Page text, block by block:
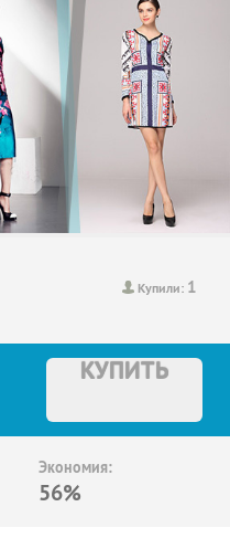
Купили: 1
КУПИТЬ
Экономия:
56%